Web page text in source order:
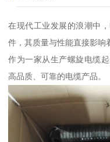
在现代工业发展的浪潮中
件，其质量与性能直接影响
作为一家从生产螺旋电缆
高品质、可靠的电缆产品。